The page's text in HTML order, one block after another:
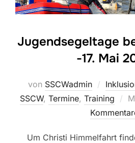
Jugendsegeltage
-17. Mai
von SSCWadmin
SSCW, Termine, Training
Um Christi Himmelfahrt